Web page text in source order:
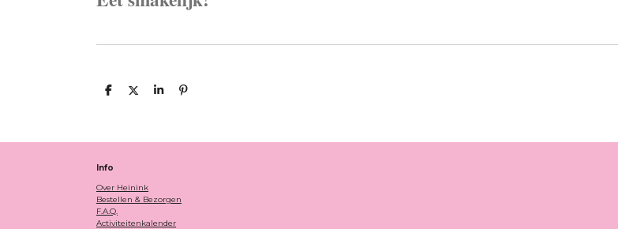
D
D
S
P
Info
Over Heinink
Bestellen & Bezorgen
F.A.Q.
Activiteitenkalender